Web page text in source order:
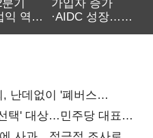
기
익 역대
가입자 증가
·AIDC 성장…
난데없이 '폐버스
택' 대상…민주당 대표로